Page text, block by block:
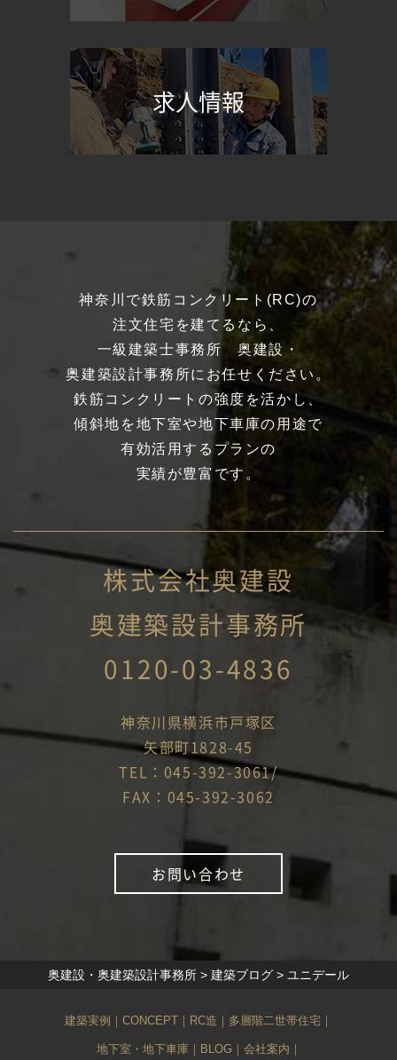
求人情報
神奈川で鉄筋コンクリート(RC)の
注文住宅を建てるなら、
一級建築士事務所 奥建設・
奥建築設計事務所にお任せください。
鉄筋コンクリートの強度を活かし、
傾斜地を地下室や地下車庫の用途で
有効活用するプランの
実績が豊富です。
株式会社奥建設
奥建築設計事務所
0120-03-4836
神奈川県横浜市戸塚区
矢部町1828-45
TEL：045-392-3061/
FAX：045-392-3062
お問い合わせ
奥建設・奥建築設計事務所 > 建築ブログ > ユニデール
建築実例 ｜ CONCEPT ｜ RC造 ｜ 多層階二世帯住宅 ｜
地下室・地下車庫｜ BLOG ｜ 会社案内 ｜